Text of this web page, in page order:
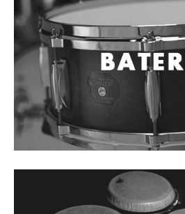
Columnas pasivas
Columnas activas
Amplificadores
Consolas mezcladoras
Procesadores y efectos
Monitores de estudio
Interfaz para grabación
Estantes y soportes
Instalaciones y publicidad